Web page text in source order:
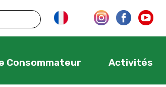
Consommateur Activités